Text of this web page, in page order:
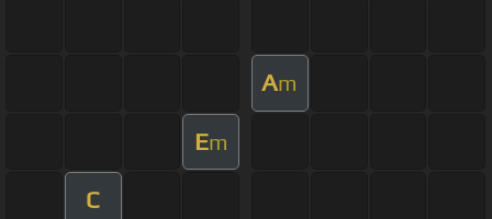
Am
Em
C